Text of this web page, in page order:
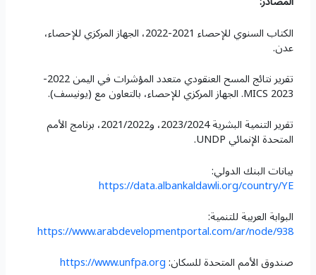
الكتاب السنوي للإحصاء 2021-2022، الجهاز المركزي للإحصاء،
عدن.
تقرير نتائج المسح العنقودي متعدد المؤشرات في اليمن 2022-
2023 MICS. الجهاز المركزي للإحصاء، بالتعاون مع (يونيسف).
تقرير التنمية البشرية 2023/2024، و2021/2022، برنامج الأمم
المتحدة الإنمائي UNDP.
بيانات البنك الدولي:
https://data.albankaldawli.org/country/YE
البوابة العربية للتنمية:
https://www.arabdevelopmentportal.com/ar/node/938
صندوق الأمم المتحدة للسكان:https://www.unfpa.org